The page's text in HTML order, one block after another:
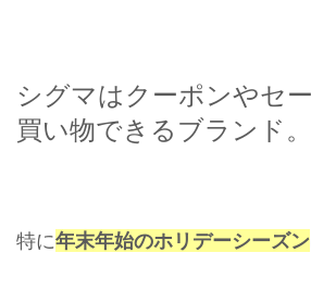
シグマはクーポンやセ
買い物できるブランド。
特に年末年始のホリデーシーズン